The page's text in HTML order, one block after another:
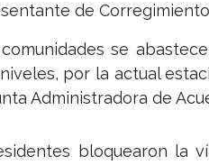
de
se
por la actual
Administradora de
bloquearon la